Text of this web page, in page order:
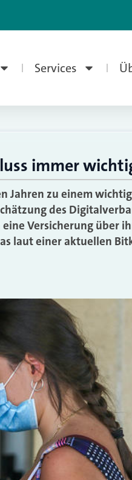
Services
immer
Jahren zu einem
des
Versicherung über
laut einer aktuellen